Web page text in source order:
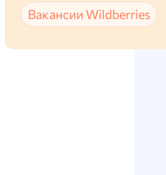
Вакансии Wildberries